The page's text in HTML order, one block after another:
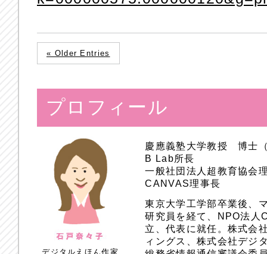
« Older Entries
プロフィール
デジタルえほん作家
慶應義塾大学教授 博士
B Lab所長
一般社団法人超教育協会
CANVAS理事長
東京大学工学部卒業後、
研究員を経て、NPO法人
立、代表に就任。株式会
ィングス、株式会社デジ